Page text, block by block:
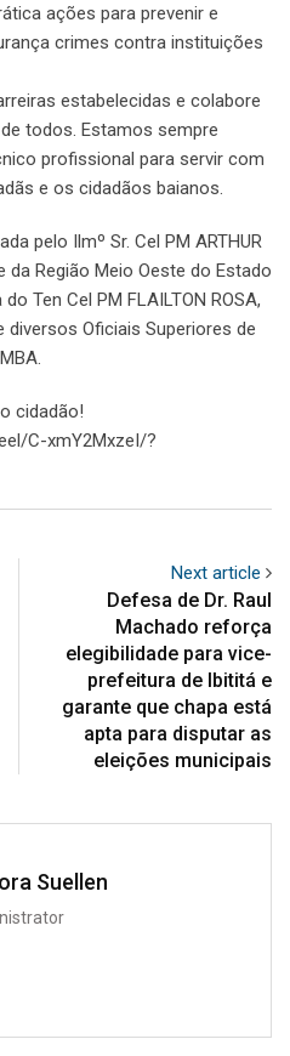
ações para prevenir e
crimes contra instituições
estabelecidas e colabore
todos. Estamos sempre
profissional para servir com
e os cidadãos baianos.
pelo Ilmº Sr. Cel PM ARTHUR
da Região Meio Oeste do Estado
Ten Cel PM FLAILTON ROSA,
diversos Oficiais Superiores de
cidadão!
C-xmY2MxzeI/?
Next article
Defesa de Dr. Raul
Machado reforça
elegibilidade para vice-
prefeitura de Ibititá e
garante que chapa está
apta para disputar as
eleições municipais
Suellen